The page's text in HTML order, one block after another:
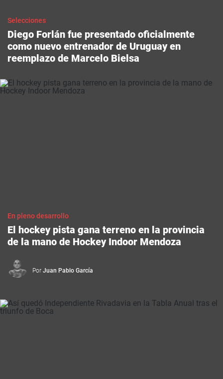
selecciones
Diego Forlán fue presentado oficialmente
como nuevo entrenador de Uruguay en
reemplazo de Marcelo Bielsa
En pleno desarrollo
El hockey pista gana terreno en la provincia
de la mano de Hockey Indoor Mendoza
Por Juan Pablo García